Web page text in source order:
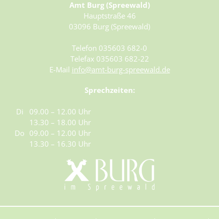
Entwicklungskonzept IKEK
Gewerbe melden
Hort "Lipa" Burg (Spreewald)/Bórkowy (Błota)
Hort der Kita "Vier Jahreszeiten in Briesen/Brjazyna
Grundschule "Mato Kosyk" Briesen/Brjazyna
Grund- und Oberschule Mina Witkojc" Burg (Spreewald)/Bórkowy
Dorfgemeinschaftshäuser
Heimatstube Burg (Spreewald) / Bórkowy (Błota)
Heimatmuseum Dissen / Dešno
Spreewaldbibliothek
Spenden & Sponsoring
Amt Burg (Spreewald)
Hauptstraße 46
03096 Burg (Spreewald)
Telefon 035603 682-0
Telefax 035603 682-22
E-Mail info@amt-burg-spreewald.de
Sprechzeiten:
Di
09.00 – 12.00 Uhr
13.30 – 18.00 Uhr
Do 09.00 – 12.00 Uhr
13.30 – 16.30 Uhr